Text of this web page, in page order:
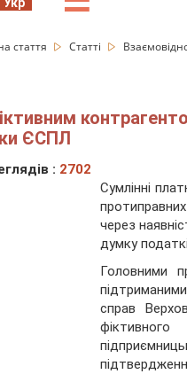
стаття Статті
ЄСПЛ
: 2702
Сумлінні
через
думку
Головними
справ